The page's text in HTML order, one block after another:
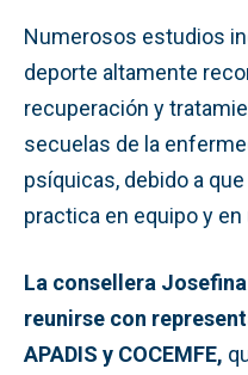
Numerosos estudios
deporte altamente
recuperación y
secuelas de la
psíquicas, debido a
practica en equipo y
La consellera
reunirse con
APADIS y COCEMFE,